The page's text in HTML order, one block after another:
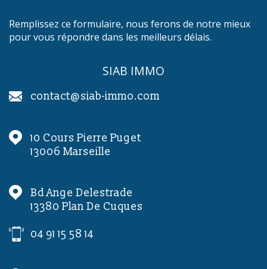
Remplissez ce formulaire, nous ferons de notre mieux
pour vous répondre dans les meilleurs délais.
SIAB IMMO
contact@siab-immo.com
10 Cours Pierre Puget
13006
Marseille
Bd Ange Delestrade
13380
Plan De Cuques
04 91 15 58 14